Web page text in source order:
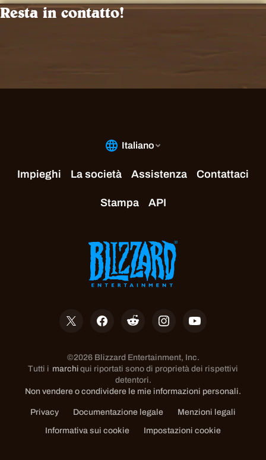
Resta in contatto!